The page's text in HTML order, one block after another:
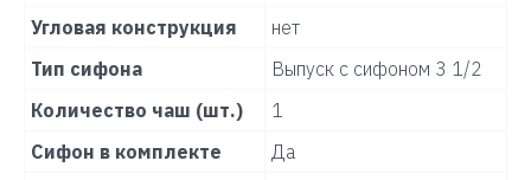
Угловая конструкция
нет
Тип сифона
Выпуск с сифоном 3 1/2
Количество чаш (шт.)
1
Сифон в комплекте
Да